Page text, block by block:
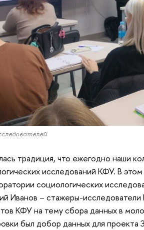
традиция, что ежегодно наши
исследований КФУ. В
социологических
Иванов – стажеры-
КФУ на тему сбора данных в
был добор данных для проекта